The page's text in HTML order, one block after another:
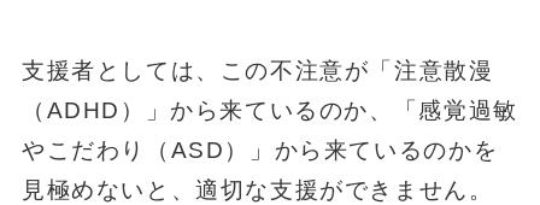
支援者としては、この不注意が「注意散漫
（ADHD）」から来ているのか、「感覚過敏
やこだわり（ASD）」から来ているのかを
見極めないと、適切な支援ができません。